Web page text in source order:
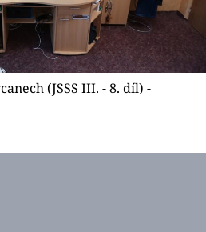
(JSSS III. - 8. díl) -